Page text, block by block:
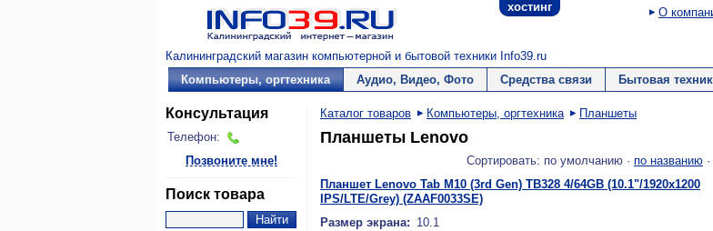
хостинг О
Калининградский магазин компьютерной и бытовой техники Info39.ru
Компьютеры, оргтехника
Аудио, Видео, Фото Средства связи Бытовая
Консультация
Телефон:
Позвоните мне!
Поиск товара
Каталог товаров Компьютеры, оргтехника Планшеты
Планшеты Lenovo
Сортировать: по умолчанию · по названию ·
Планшет Lenovo Tab M10 (3rd Gen) TB328 4/64GB (10.1"/1920x1200
IPS/LTE/Grey) (ZAAF0033SE)
Размер экрана: 10.1